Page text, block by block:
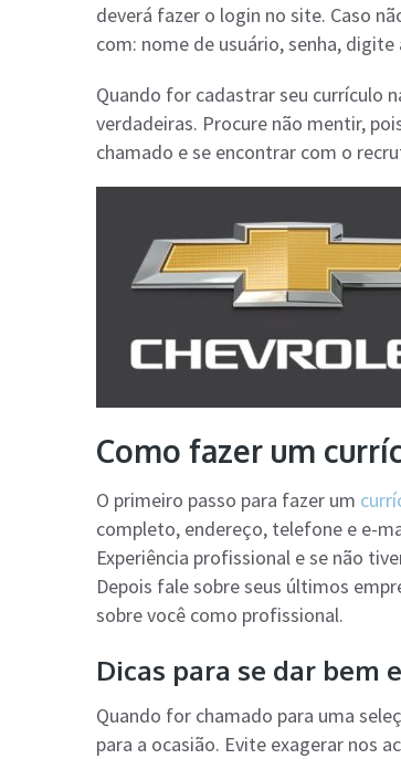
deverá fazer o login no site. Caso
com: nome de usuário, senha,
Quando for cadastrar seu currículo
verdadeiras. Procure não mentir,
chamado e se encontrar com o
Como fazer um
O primeiro passo para fazer um
completo, endereço, telefone e e-
Experiência profissional e se não
Depois fale sobre seus últimos
sobre você como profissional.
Dicas para se dar bem
Quando for chamado para uma
para a ocasião. Evite exagerar nos